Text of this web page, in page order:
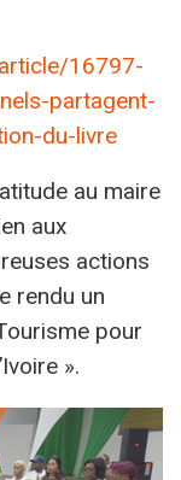
16797-
partagent-
du-livre
au maire
aux
actions
rendu un
pour
».